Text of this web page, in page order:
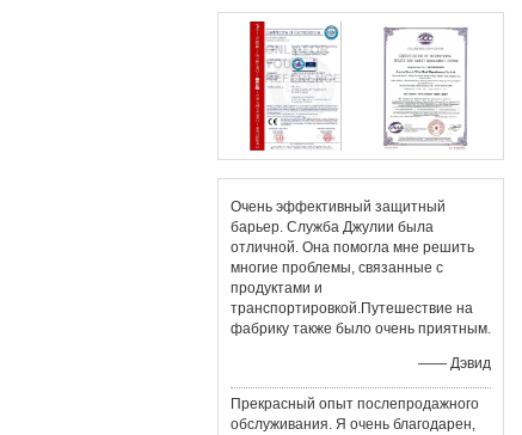
Очень эффективный защитный
барьер. Служба Джулии была
отличной. Она помогла мне решить
многие проблемы, связанные с
продуктами и
транспортировкой.Путешествие на
фабрику также было очень приятным.
—— Дэвид
Прекрасный опыт послепродажного
обслуживания. Я очень благодарен,